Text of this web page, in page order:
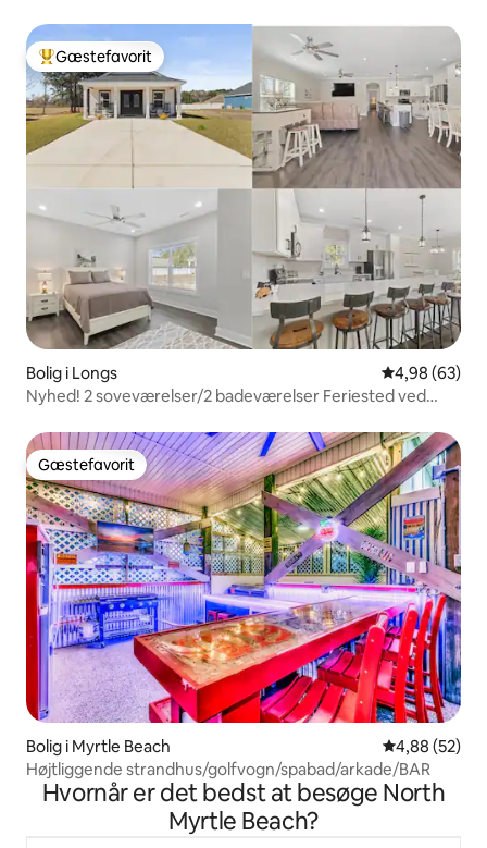
Bedste gæstefavorit
Gæstefavorit
Bolig i Longs 4,98 ud af 5 i
4,98 (63)
Nyhed! 2 soveværelser/2 badeværelser Feriested ved
Gæstefavorit
Gæstefavorit
Bolig i Myrtle Beach 4,88 ud af 5 i
4,88 (52)
Højtliggende strandhus/golfvogn/spabad/arkade/BAR
Hvornår er det bedst at besøge North
Myrtle Beach?